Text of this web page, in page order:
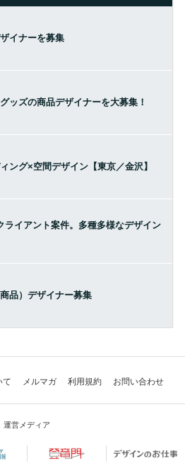
イナーを募集
ッズの商品デザイナーを大募集！
ング×空間デザイン【東京／金沢】
ライアント案件。多種多様なデザイン
品）デザイナー募集
て メルマガ 利用規約 お問い合わせ
運営メディア